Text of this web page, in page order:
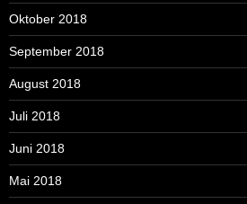
Oktober 2018
September 2018
August 2018
Juli 2018
Juni 2018
Mai 2018